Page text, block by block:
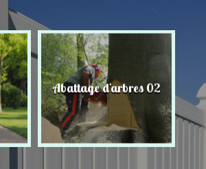
Abattage d'arbres 02